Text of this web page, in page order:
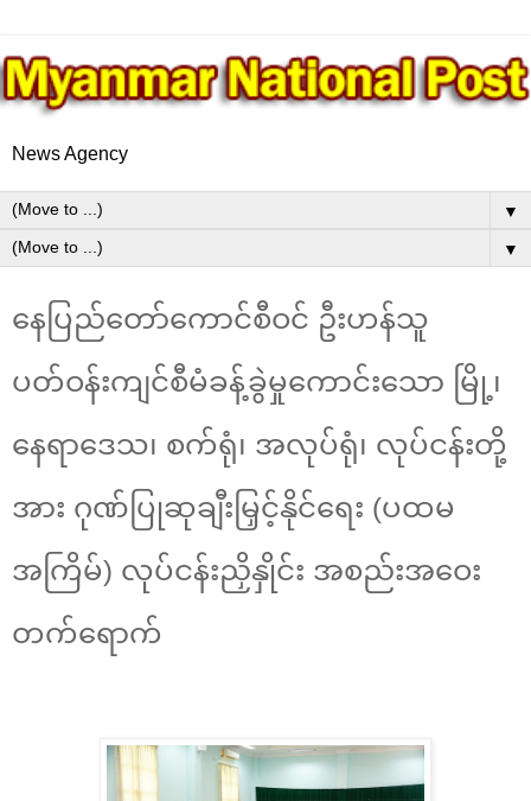
News Agency
▼
▼
နေပြည်တော်ကောင်စီဝင် ဦးဟန်သူ
ပတ်ဝန်းကျင်စီမံခန့်ခွဲမှုကောင်းသော မြို့၊
နေရာဒေသ၊ စက်ရုံ၊ အလုပ်ရုံ၊ လုပ်ငန်းတို့
အား ဂုဏ်ပြုဆုချီးမြှင့်နိုင်ရေး (ပထမ
အကြိမ်) လုပ်ငန်းညှိနှိုင်း အစည်းအဝေး
တက်ရောက်